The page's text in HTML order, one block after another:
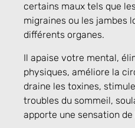
certains maux tels que les
migraines ou les jambes
différents organes.
Il apaise votre mental,
physiques, améliore la
draine les toxines,
troubles du sommeil,
apporte une sensation